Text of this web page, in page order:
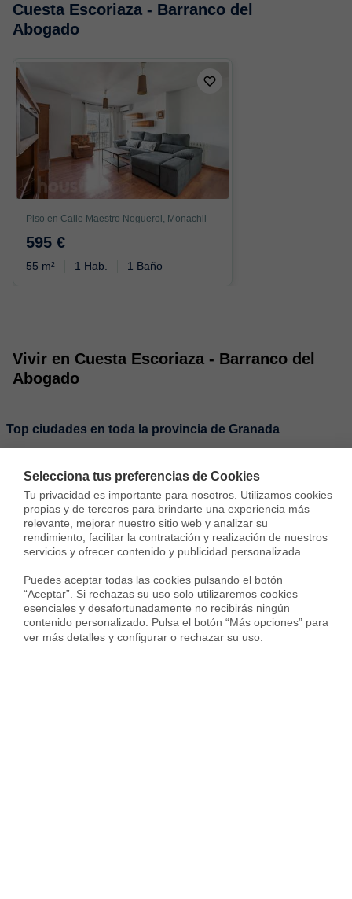
Selecciona tus preferencias de Cookies
Tu privacidad es importante para nosotros. Utilizamos cookies
propias y de terceros para brindarte una experiencia más
relevante, mejorar nuestro sitio web y analizar su
rendimiento, facilitar la contratación y realización de nuestros
servicios y ofrecer contenido y publicidad personalizada.
Puedes aceptar todas las cookies pulsando el botón
“Aceptar”. Si rechazas su uso solo utilizaremos cookies
esenciales y desafortunadamente no recibirás ningún
contenido personalizado. Pulsa el botón “Más opciones” para
ver más detalles y configurar o rechazar su uso.
Cuesta Escoriaza - Barranco del
Abogado
Piso en Calle Maestro Noguerol, Monachil
595 €
55 m² 1 Hab. 1 Baño
Vivir en Cuesta Escoriaza - Barranco del
Abogado
Top ciudades en toda la provincia de Granada
Alquiler Viviendas en Monachil